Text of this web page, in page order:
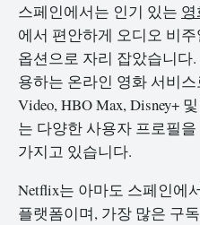
스페인에서는 인기 있는
에서 편안하게 오디오 비
옵션으로 자리 잡았습니다
용하는 온라인 영화 서비스
Video, HBO Max, Disney+
는 다양한 사용자 프로필
가지고 있습니다.
Netflix는 아마도 스페인에
플랫폼이며, 가장 많은 구